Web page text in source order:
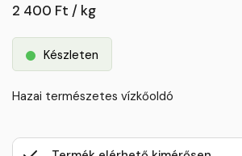
2 400 Ft / kg
Készleten
Hazai természetes vízkőoldó